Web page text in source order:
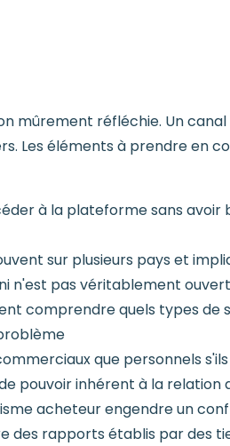
mûrement réfléchie. Un
Les éléments à prendre en
à la plateforme sans
sur plusieurs pays et
n'est pas véritablement
comprendre quels types de
que personnels
pouvoir inhérent à la relation
acheteur engendre un
rapports établis par des